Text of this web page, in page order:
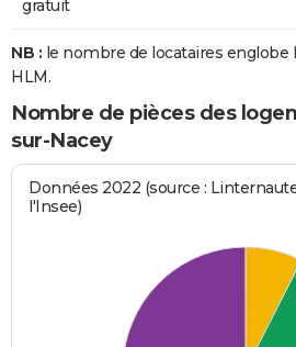
gratuit
NB : le nombre de locataires englobe
HLM.
Nombre de pièces des
sur-Nacey
Données 2022 (source :
l'Insee)